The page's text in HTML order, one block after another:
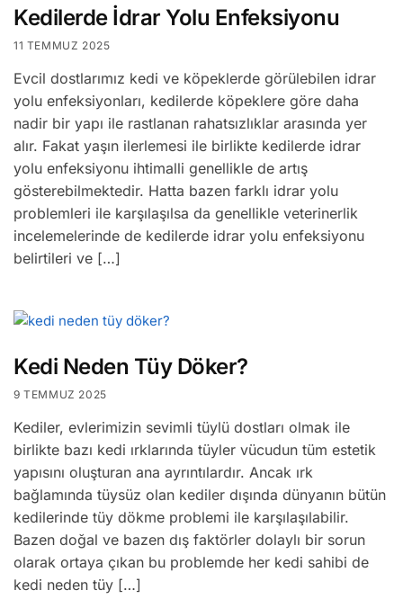
Kedilerde İdrar Yolu Enfeksiyonu
11 TEMMUZ 2025
Evcil dostlarımız kedi ve köpeklerde görülebilen idrar
yolu enfeksiyonları, kedilerde köpeklere göre daha
nadir bir yapı ile rastlanan rahatsızlıklar arasında yer
alır. Fakat yaşın ilerlemesi ile birlikte kedilerde idrar
yolu enfeksiyonu ihtimalli genellikle de artış
gösterebilmektedir. Hatta bazen farklı idrar yolu
problemleri ile karşılaşılsa da genellikle veterinerlik
incelemelerinde de kedilerde idrar yolu enfeksiyonu
belirtileri ve […]
Kedi Neden Tüy Döker?
9 TEMMUZ 2025
Kediler, evlerimizin sevimli tüylü dostları olmak ile
birlikte bazı kedi ırklarında tüyler vücudun tüm estetik
yapısını oluşturan ana ayrıntılardır. Ancak ırk
bağlamında tüysüz olan kediler dışında dünyanın bütün
kedilerinde tüy dökme problemi ile karşılaşılabilir.
Bazen doğal ve bazen dış faktörler dolaylı bir sorun
olarak ortaya çıkan bu problemde her kedi sahibi de
kedi neden tüy […]